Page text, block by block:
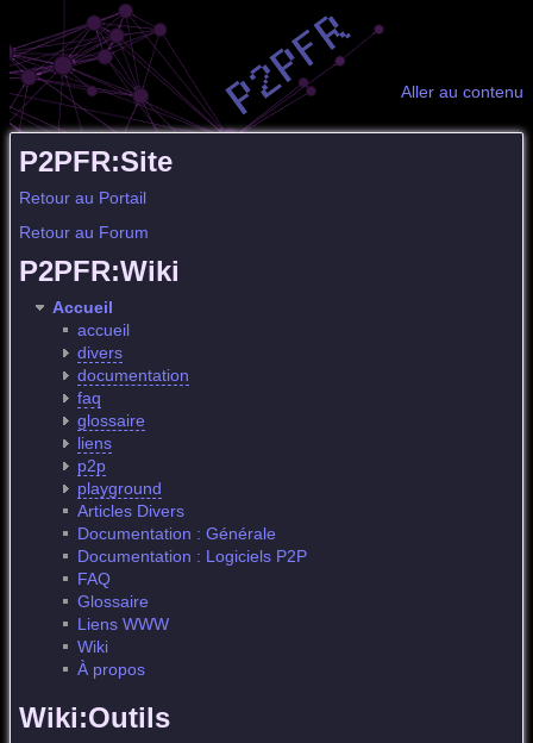
Aller au contenu
P2PFR:Site
Retour au Portail
Retour au Forum
P2PFR:Wiki
Accueil
accueil
divers
documentation
faq
glossaire
liens
p2p
playground
Articles Divers
Documentation : Générale
Documentation : Logiciels P2P
FAQ
Glossaire
Liens WWW
Wiki
À propos
Wiki:Outils